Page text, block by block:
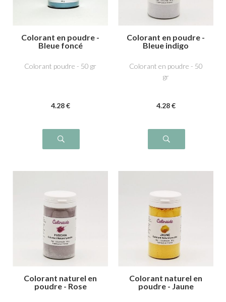
Colorant en poudre -
Bleue foncé
Colorant poudre - 50 gr
4.28 €
Colorant en poudre -
Bleue indigo
Colorant en poudre - 50
gr
4.28 €
Colorant naturel en
poudre - Rose
Colorant naturel en
poudre - Jaune